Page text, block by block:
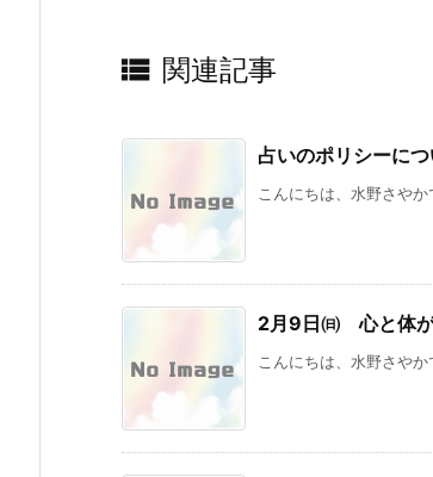
 関連記事
占いのポリシーに
こんにちは、水野さや
2月9日㈰ 心と体
こんにちは、水野さや